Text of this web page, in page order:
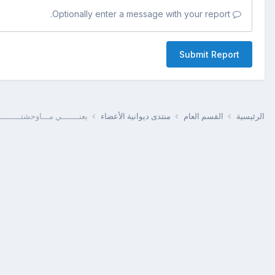
Submit Report
الرئيسية القسم العام منتدى ديوانية الأعضاء يعنـــــــي